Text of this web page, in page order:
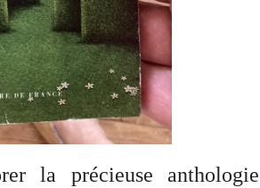
la précieuse anthologie